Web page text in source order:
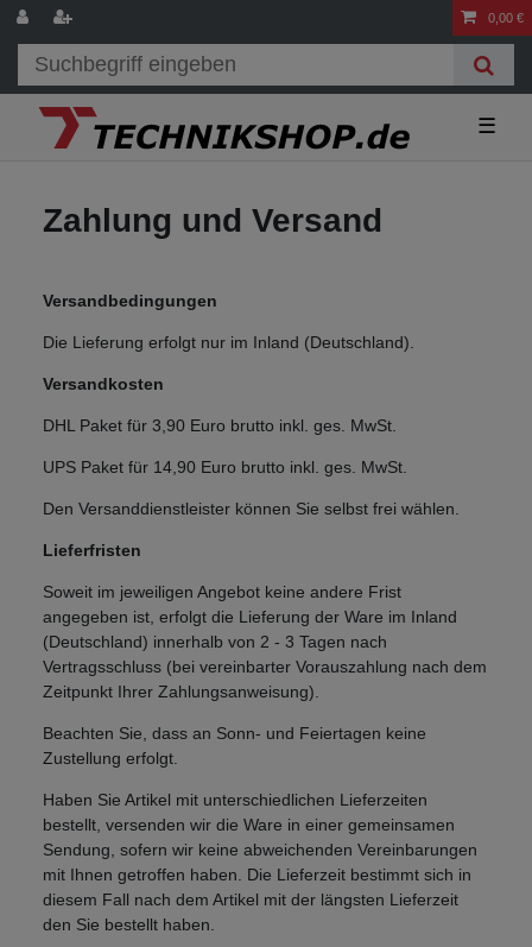
0,00 €
☰
Zahlung und Versand
Versandbedingungen
Die Lieferung erfolgt nur im Inland (Deutschland).
Versandkosten
DHL Paket für 3,90 Euro brutto inkl. ges. MwSt.
UPS Paket für 14,90 Euro brutto inkl. ges. MwSt.
Den Versanddienstleister können Sie selbst frei wählen.
Lieferfristen
Soweit im jeweiligen Angebot keine andere Frist
angegeben ist, erfolgt die Lieferung der Ware im Inland
(Deutschland) innerhalb von 2 - 3 Tagen nach
Vertragsschluss (bei vereinbarter Vorauszahlung nach dem
Zeitpunkt Ihrer Zahlungsanweisung).
Beachten Sie, dass an Sonn- und Feiertagen keine
Zustellung erfolgt.
Haben Sie Artikel mit unterschiedlichen Lieferzeiten
bestellt, versenden wir die Ware in einer gemeinsamen
Sendung, sofern wir keine abweichenden Vereinbarungen
mit Ihnen getroffen haben. Die Lieferzeit bestimmt sich in
diesem Fall nach dem Artikel mit der längsten Lieferzeit
den Sie bestellt haben.